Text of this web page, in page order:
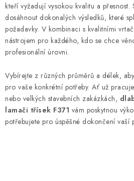
kteří vyžadují vysokou kvalitu a
dosáhnout dokonalých výsledků, které
požadavky. V kombinaci s kvalitními
nástrojem pro každého, kdo se chce
profesionální úrovni.
Vybírejte z různých průměrů a délek,
pro vaše konkrétní potřeby. Ať už
nebo velkých stavebních zakázkách,
lamači třísek F371 vám poskytnou
potřebujete pro úspěšné dokončení vaší